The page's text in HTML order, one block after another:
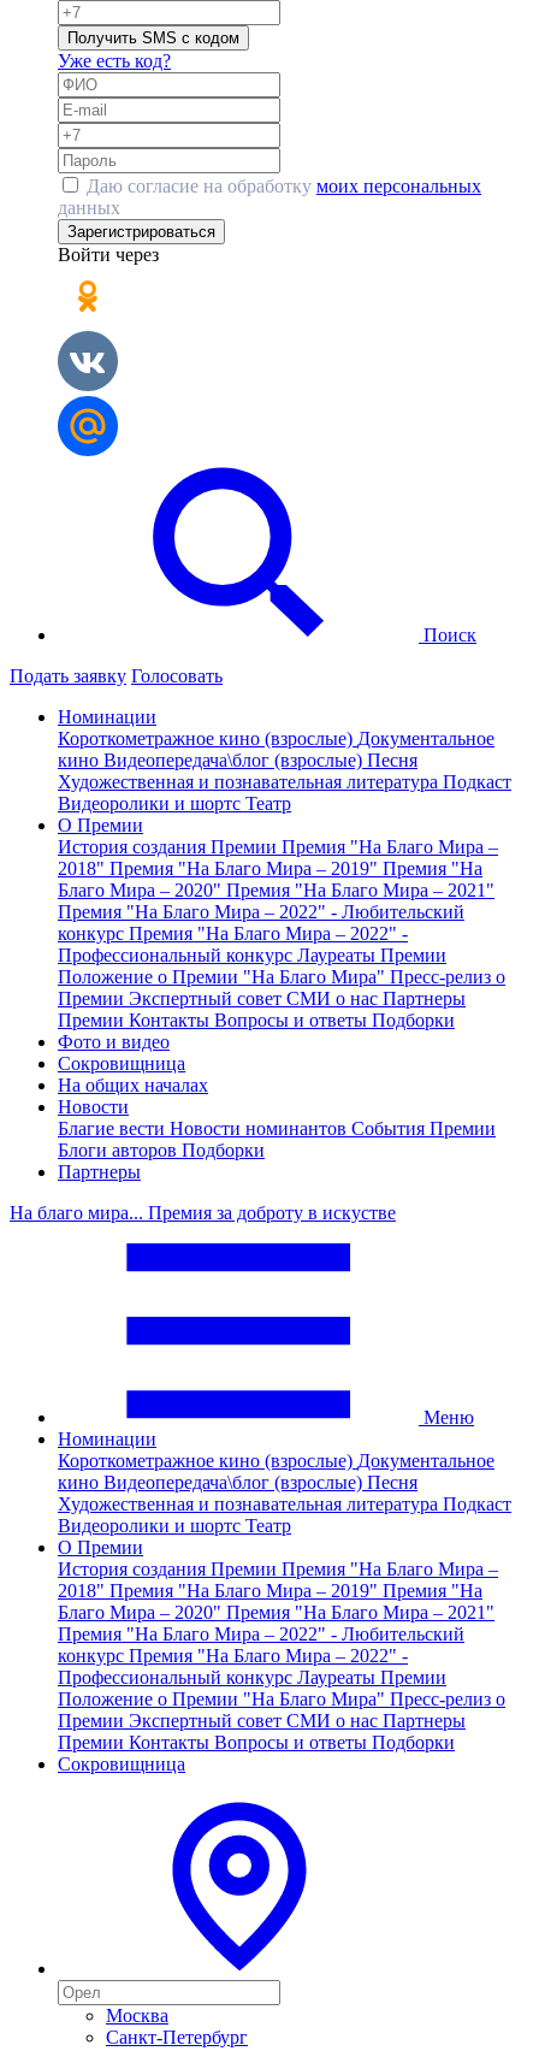
Получить SMS с кодом
Уже есть код?
Даю согласие на обработку моих персональных
данных
Зарегистрироваться
Войти через
Поиск
Подать заявку Голосовать
Номинации
Короткометражное кино (взрослые) Документальное
кино Видеопередача\блог (взрослые) Песня
Художественная и познавательная литература Подкаст
Видеоролики и шортс Театр
О Премии
История создания Премии Премия "На Благо Мира –
2018" Премия "На Благо Мира – 2019" Премия "На
Благо Мира – 2020" Премия "На Благо Мира – 2021"
Премия "На Благо Мира – 2022" - Любительский
конкурс Премия "На Благо Мира – 2022" -
Профессиональный конкурс Лауреаты Премии
Положение о Премии "На Благо Мира" Пресс-релиз о
Премии Экспертный совет СМИ о нас Партнеры
Премии Контакты Вопросы и ответы Подборки
Фото и видео
Сокровищница
На общих началах
Новости
Благие вести Новости номинантов События Премии
Блоги авторов Подборки
Партнеры
На благо мира... Премия за доброту в искустве
Меню
Номинации
Короткометражное кино (взрослые) Документальное
кино Видеопередача\блог (взрослые) Песня
Художественная и познавательная литература Подкаст
Видеоролики и шортс Театр
О Премии
История создания Премии Премия "На Благо Мира –
2018" Премия "На Благо Мира – 2019" Премия "На
Благо Мира – 2020" Премия "На Благо Мира – 2021"
Премия "На Благо Мира – 2022" - Любительский
конкурс Премия "На Благо Мира – 2022" -
Профессиональный конкурс Лауреаты Премии
Положение о Премии "На Благо Мира" Пресс-релиз о
Премии Экспертный совет СМИ о нас Партнеры
Премии Контакты Вопросы и ответы Подборки
Сокровищница
Москва
Санкт-Петербург